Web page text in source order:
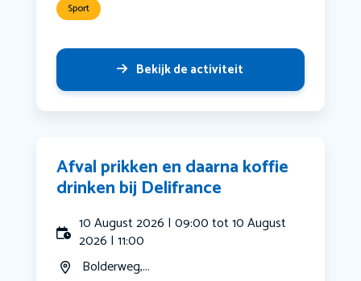
Sport
Bekijk de activiteit
Afval prikken en daarna koffie
drinken bij Delifrance
10 August 2026 | 09:00 tot 10 August
2026 | 11:00
Bolderweg,...